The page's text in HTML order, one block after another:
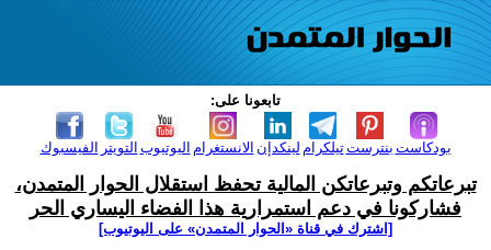
تابعونا على:
الفيسبوك التويتر اليوتيوب الانستغرام لينكدإن تيلكرامبنترست بودكاست
تبرعاتكم وتبرعاتكن المالية تحفظ استقلال الحوار المتمدن،
فشاركونا في دعم استمرارية هذا الفضاء اليساري الحر
[اشترك في قناة ‫«الحوار المتمدن» على اليوتيوب]